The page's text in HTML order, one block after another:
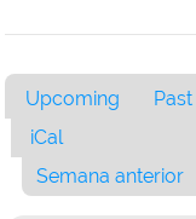
Upcoming Past
iCal
Semana anterior